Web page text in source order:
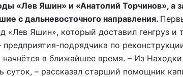
«Лев Яшин» и «Анатолий Торчинов», а
с дальневосточного направления.
«Лев Яшин», который доставил генгруз
предприятия-подрядчика по
начнётся в ближайшее время. – Из
суток, – рассказал старший помощник